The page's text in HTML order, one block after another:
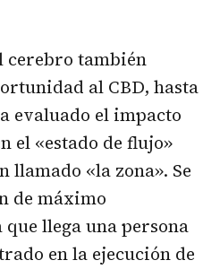
cerebro también
al CBD, hasta
evaluado el impacto
el «estado de flujo»
llamado «la zona». Se
de máximo
llega una persona
en la ejecución de